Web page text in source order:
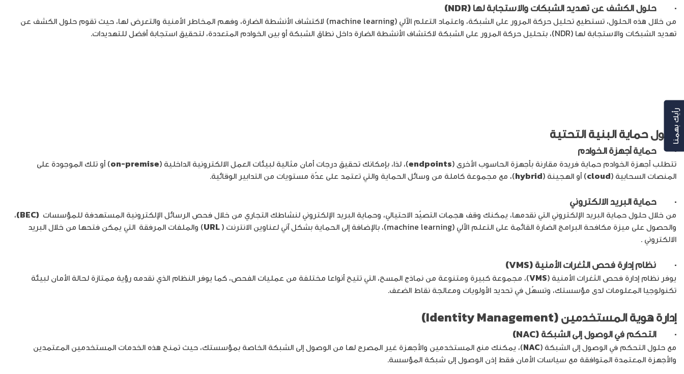
· حلول الكشف عن تهديد الشبكات والاستجابة لها (NDR)
من خلال هذه الحلول، تستطيع تحليل حركة المرور على الشبكة، واعتماد التعلم الآلي (machine learning) لاكتشاف الأنشطة الضارة، وفهم المخاطر الأمنية والتعرض لها، حيث تقوم حلول الكشف عن
تهديد الشبكات والاستجابة لها (NDR)، بتحليل حركة المرور على الشبكة لاكتشاف الأنشطة الضارة داخل نطاق الشبكة أو بين الخوادم المتعددة، لتحقيق استجابة أفضل للتهديدات.
حلول حماية البنية التحتية
· حماية أجهزة الخوادم
تتطلب أجهزة الخوادم حماية فريدة مقارنة بأجهزة الحاسوب الأخرى (endpoints)، لذا، بإمكانك تحقيق درجات أمان مثالية لبيئات العمل الالكترونية الداخلية (on-premise) أو تلك الموجودة على
المنصات السحابية (cloud) أو الهجينة (hybrid)، مع مجموعة كاملة من وسائل الحماية والتي تعتمد على عدّة مستويات من التدابير الوقائية.
· حماية البريد الالكتروني
من خلال حلول حماية البريد الإلكتروني التي نقدمها، يمكنك وقف هجمات التصيّد الاحتيالي، وحماية البريد الإلكتروني لنشاطك التجاري من خلال فحص الرسائل الإلكترونية المستهدفة للمؤسسات (BEC)
،
والحصول على ميزة مكافحة البرامج الضارة القائمة على التعلم الآلي (machine learning)، بالإضافة إلى الحماية بشكل آني لعناوين الانترنت (
) والملفات المرفقة التي يمكن فتحها من خلال البريد
الالكتروني .
· نظام إدارة فحص الثغرات الأمنية (VMS)
يوفر نظام إدارة فحص الثغرات الأمنية (VMS)، مجموعة كبيرة ومتنوعة من نماذج المسح، التي تتيح أنواعا مختلفة من عمليات الفحص، كما يوفر النظام الذي نقدمه رؤية ممتازة لحالة الأمان لبيئة
تكنولوجيا المعلومات لدى مؤسستك، وتسهّل في تحديد الأولويات ومعالجة نقاط الضعف.
إدارة هوية المستخدمين (Identity Management)
· التحكم في الوصول إلى الشبكة (NAC)
مع حلول التحكم في الوصول إلى الشبكة (NAC)، يمكنك منع المستخدمين والأجهزة غير المصرح لها من الوصول إلى الشبكة الخاصة بمؤسستك، حيث تمنح هذه الخدمات المستخدمين المعتمدين
والأجهزة المعتمدة المتوافقة مع سياسات الأمان فقط إذن الوصول إلى شبكة المؤسسة.
رأيك بهمنا